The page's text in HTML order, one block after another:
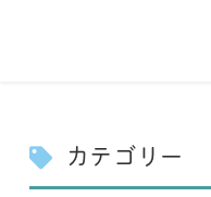
カテゴリー